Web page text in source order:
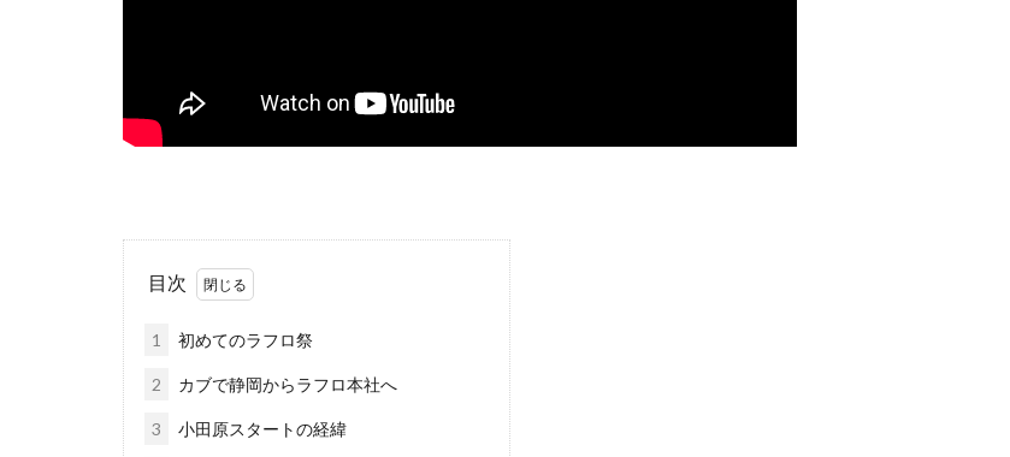
目次
1 初めてのラフロ祭
2 カブで静岡からラフロ本社へ
3 小田原スタートの経緯